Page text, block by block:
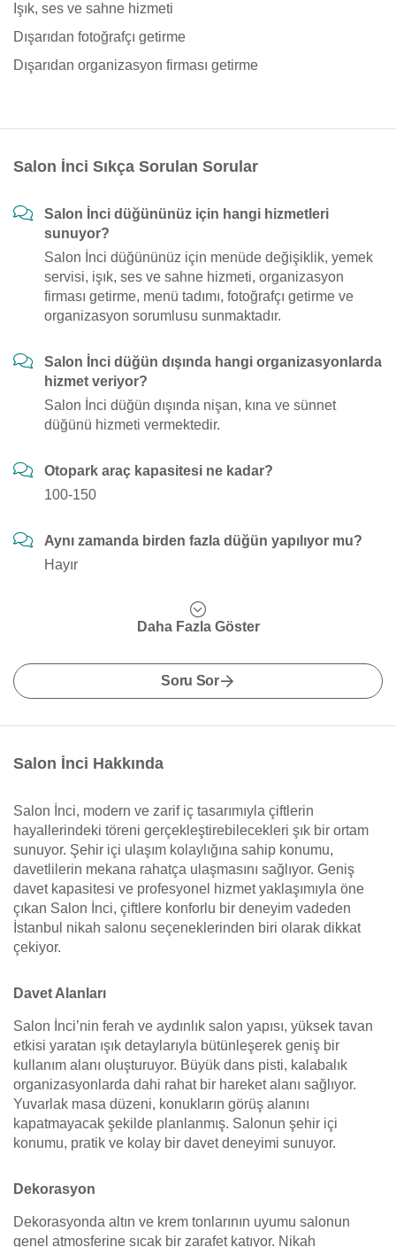
Işık, ses ve sahne hizmeti
Dışarıdan fotoğrafçı getirme
Dışarıdan organizasyon firması getirme
Salon İnci Sıkça Sorulan Sorular
Salon İnci düğününüz için hangi hizmetleri
sunuyor?
Salon İnci düğününüz için menüde değişiklik, yemek
servisi, işık, ses ve sahne hizmeti, organizasyon
firması getirme, menü tadımı, fotoğrafçı getirme ve
organizasyon sorumlusu sunmaktadır.
Salon İnci düğün dışında hangi organizasyonlarda
hizmet veriyor?
Salon İnci düğün dışında nişan, kına ve sünnet
düğünü hizmeti vermektedir.
Otopark araç kapasitesi ne kadar?
100-150
Aynı zamanda birden fazla düğün yapılıyor mu?
Hayır
Daha Fazla Göster
Soru Sor
Salon İnci Hakkında
Salon İnci, modern ve zarif iç tasarımıyla çiftlerin
hayallerindeki töreni gerçekleştirebilecekleri şık bir ortam
sunuyor. Şehir içi ulaşım kolaylığına sahip konumu,
davetlilerin mekana rahatça ulaşmasını sağlıyor. Geniş
davet kapasitesi ve profesyonel hizmet yaklaşımıyla öne
çıkan Salon İnci, çiftlere konforlu bir deneyim vadeden
İstanbul nikah salonu seçeneklerinden biri olarak dikkat
çekiyor.
Davet Alanları
Salon İnci’nin ferah ve aydınlık salon yapısı, yüksek tavan
etkisi yaratan ışık detaylarıyla bütünleşerek geniş bir
kullanım alanı oluşturuyor. Büyük dans pisti, kalabalık
organizasyonlarda dahi rahat bir hareket alanı sağlıyor.
Yuvarlak masa düzeni, konukların görüş alanını
kapatmayacak şekilde planlanmış. Salonun şehir içi
konumu, pratik ve kolay bir davet deneyimi sunuyor.
Dekorasyon
Dekorasyonda altın ve krem tonlarının uyumu salonun
genel atmosferine sıcak bir zarafet katıyor. Nikah